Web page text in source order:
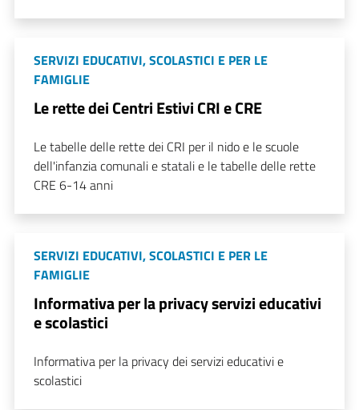
SERVIZI EDUCATIVI, SCOLASTICI E PER LE
FAMIGLIE
Le rette dei Centri Estivi CRI e CRE
Le tabelle delle rette dei CRI per il nido e le scuole
dell'infanzia comunali e statali e le tabelle delle rette
CRE 6-14 anni
SERVIZI EDUCATIVI, SCOLASTICI E PER LE
FAMIGLIE
Informativa per la privacy servizi educativi
e scolastici
Informativa per la privacy dei servizi educativi e
scolastici